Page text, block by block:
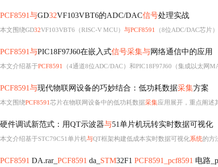
PCF8591与GD32VF103VBT6的ADC/DAC信号处理实战
本文围绕GD32VF103VBT6（RISC-V MCU） 与PCF8591 （8位ADC/DAC芯片
PCF8591与PIC18F97J60在嵌入式信号采集与网络通信中的应用
本文介绍基于PCF8591 （4通道8位ADC/DAC）和PIC18F97J60（集成以太网
PCF8591与现代物联网设备的巧妙结合：低功耗数据采集方案
本文围绕PCF8591芯片在物联网设备中的低功耗数据采集应用展开，重点阐述其宽电压支
硬件调试新范式：用QT示波器与51单片机玩转实时数据可视化
本文介绍基于STC79C51单片机与QT框架构建低成本实时数据可视化系统的方法。重点涵盖
PCF8591 DA.rar_ PCF8591 da_ STM32F1 PCF8591_pcf8591 电路